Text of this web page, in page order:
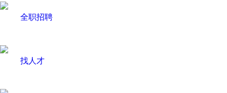
全职招聘
找人才